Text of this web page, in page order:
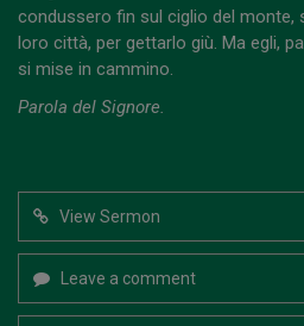
condussero fin sul ciglio del monte,
loro città, per gettarlo giù. Ma egli,
si mise in cammino.
Parola del Signore.
View Sermon
Leave a comment